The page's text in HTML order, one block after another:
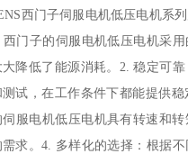
门子伺服电机低压电机系列
门子的伺服电机低压电机采
降低了能源消耗。2. 稳定可
试，在工作条件下都能提供
服电机低压电机具有转速和
求。4. 多样化的选择：根据